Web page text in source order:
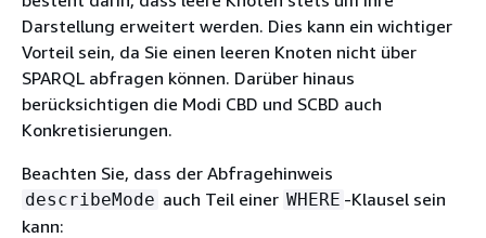
Darstellung erweitert werden. Dies kann ein wichtiger
Vorteil sein, da Sie einen leeren Knoten nicht über
SPARQL abfragen können. Darüber hinaus
berücksichtigen die Modi CBD und SCBD auch
Konkretisierungen.
Beachten Sie, dass der Abfragehinweis
describeMode auch Teil einer WHERE -Klausel sein
kann: